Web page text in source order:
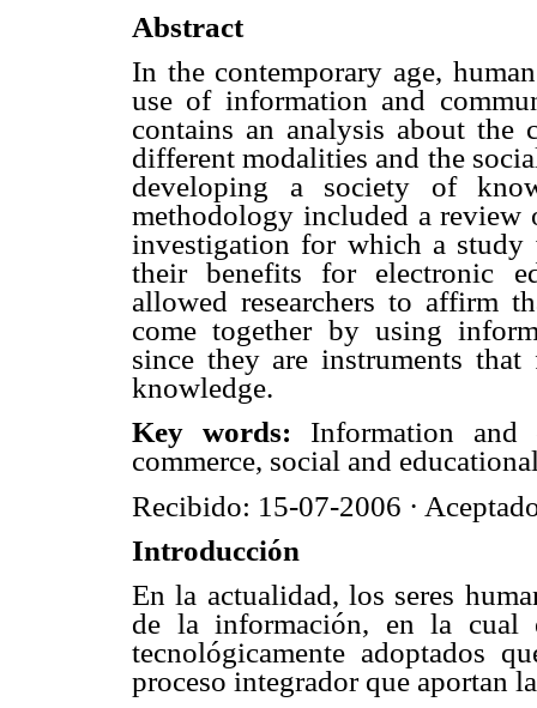
Abstract
In the contemporary age,
use of information and
contains an analysis about the
different modalities and the
developing a society of
methodology included a review
investigation for which a study
their benefits for electronic
allowed researchers to affirm
come together by using
since they are instruments
knowledge.
Key words: Information and
commerce, social and
Recibido: 15-07-2006 ·
Introducción
En la actualidad, los seres
de la información, en la cual
tecnológicamente adoptados
proceso integrador que aportan